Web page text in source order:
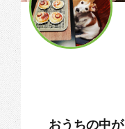
おうちの中